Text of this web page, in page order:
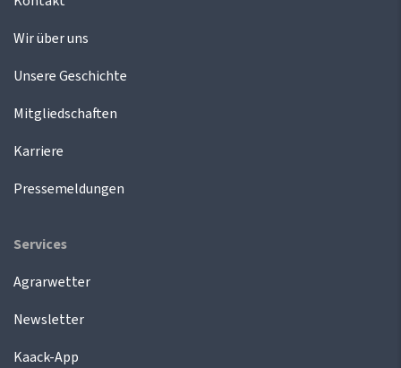
Wir über uns
Unsere Geschichte
Mitgliedschaften
Karriere
Pressemeldungen
Services
Agrarwetter
Newsletter
Kaack-App